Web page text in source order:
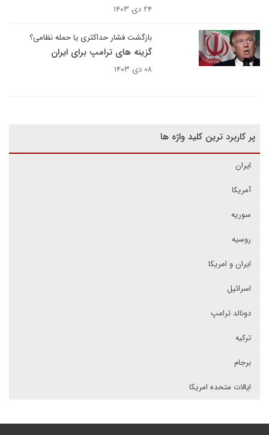
۲۴ دی ۱۴۰۳
بازگشت فشار حداکثری یا حمله نظامی؟
گزینه های ترامپ برای ایران
۰۸ دی ۱۴۰۳
پر کاربرد ترین کلید واژه ها
ایران
آمریکا
سوریه
روسیه
ایران و امریکا
اسرائیل
دونالد ترامپ
ترکیه
برجام
ایالات متحده امریکا